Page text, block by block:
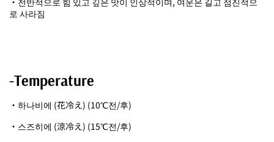
로 사라짐
-Temperature
・하나비에 (花冷え) (10℃전/후)
・스즈히에 (涼冷え) (15℃전/후)